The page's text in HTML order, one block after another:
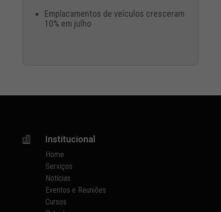
Emplacamentos de veículos cresceram
10% em julho
 Institucional
Home
Serviços
Notícias
Eventos e Reuniões
Cursos